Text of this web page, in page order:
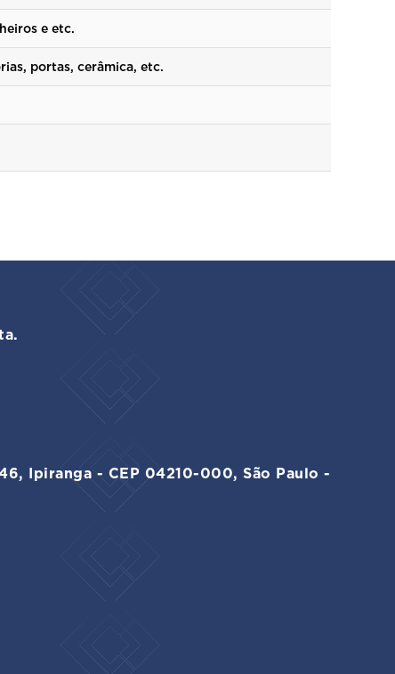
e etc.
portas, cerâmica, etc.
Ipiranga - CEP 04210-000, São Paulo -